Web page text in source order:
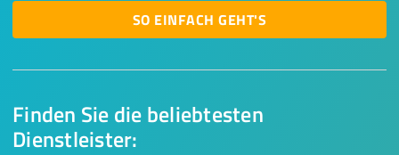
Finden Sie die beliebtesten
Dienstleister:
SO EINFACH GEHT'S